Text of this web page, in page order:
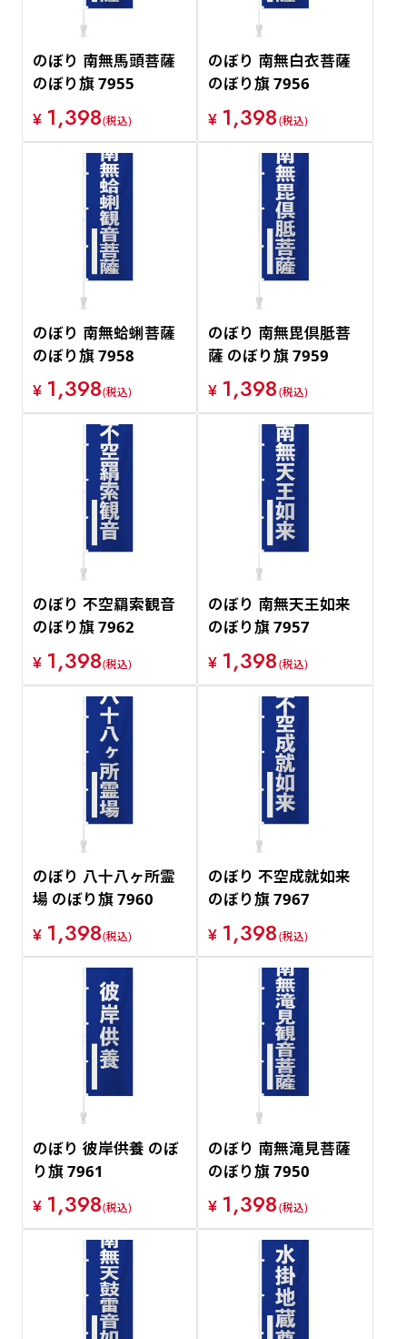
のぼり 南無馬頭菩薩
のぼり旗 7955
¥ 1,398(税込)
のぼり 南無白衣菩薩
のぼり旗 7956
¥ 1,398(税込)
のぼり 南無蛤蜊菩薩
のぼり旗 7958
¥ 1,398(税込)
のぼり 南無毘倶胝菩
薩 のぼり旗 7959
¥ 1,398(税込)
のぼり 不空羂索観音
のぼり旗 7962
¥ 1,398(税込)
のぼり 南無天王如来
のぼり旗 7957
¥ 1,398(税込)
のぼり 八十八ヶ所霊
場 のぼり旗 7960
¥ 1,398(税込)
のぼり 不空成就如来
のぼり旗 7967
¥ 1,398(税込)
のぼり 彼岸供養 のぼ
り旗 7961
¥ 1,398(税込)
のぼり 南無滝見菩薩
のぼり旗 7950
¥ 1,398(税込)